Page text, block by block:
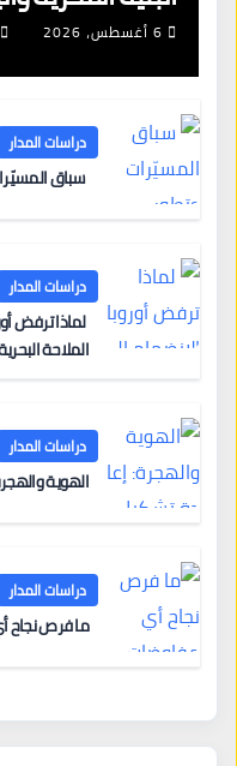
6 أغسطس، 2026
دراسات المدار
سباق
دراسات المدار
لماذا ترفض
الملاحة
دراسات المدار
الهوية
دراسات المدار
ما فرص نجاح